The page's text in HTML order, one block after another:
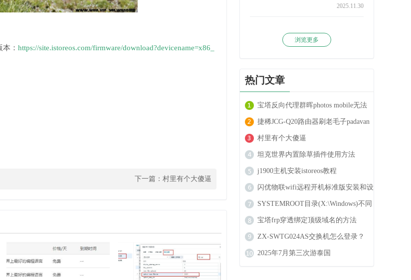
： https://site.istoreos.com/firmware/download?devicename=x86_
下一篇： 村里有个大傻逼
2025.11.30
浏览更多
热门文章
宝塔反向代理群晖photos mobile无法
上传大文件的解决方法
捷稀JCG-Q20路由器刷老毛子padavan
系统方法
村里有个大傻逼
坦克世界内置除草插件使用方法
j1900主机安装istoreos教程
闪优物联wifi远程开机标准版安装和设
置教程
SYSTEMROOT目录(X:\Windows)不同
于配置的目录怎么办？
宝塔frp穿透绑定顶级域名的方法
ZX-SWTG024AS交换机怎么登录？
2025年7月第三次游泰国